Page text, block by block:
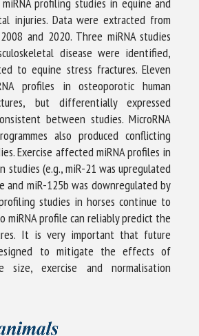
injuries. Data were extracted from
and 2020. Three miRNA studies
disease were identified,
to equine stress fractures. Eleven
profiles in osteoporotic human
but differentially expressed
between studies. MicroRNA
also produced conflicting
Exercise affected miRNA profiles in
studies (e.g., miR-21 was upregulated
and miR-125b was downregulated by
studies in horses continue to
miRNA profile can reliably predict the
It is very important that future
to mitigate the effects of
size, exercise and normalisation